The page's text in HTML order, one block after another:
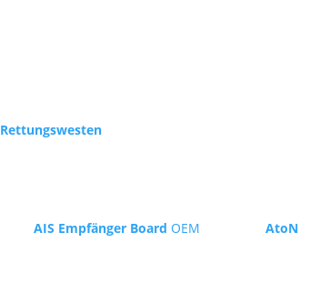
Rettungswesten
AIS Empfänger Board OEM
AtoN